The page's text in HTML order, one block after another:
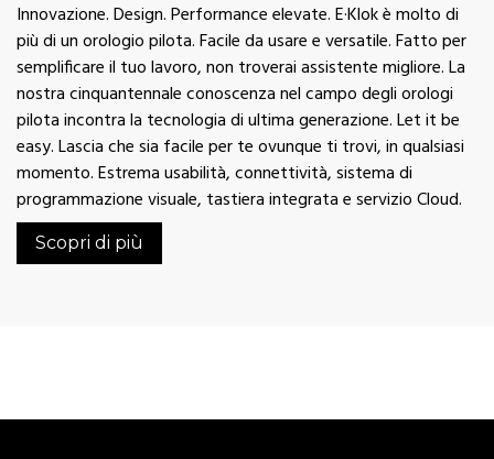
Innovazione. Design. Performance elevate. E·Klok è molto di
più di un orologio pilota. Facile da usare e versatile. Fatto per
semplificare il tuo lavoro, non troverai assistente migliore. La
nostra cinquantennale conoscenza nel campo degli orologi
pilota incontra la tecnologia di ultima generazione. Let it be
easy. Lascia che sia facile per te ovunque ti trovi, in qualsiasi
momento. Estrema usabilità, connettività, sistema di
programmazione visuale, tastiera integrata e servizio Cloud.
Scopri di più